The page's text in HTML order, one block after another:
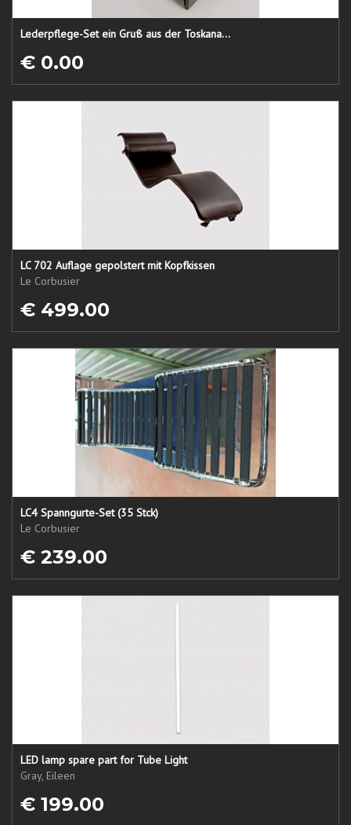
Lederpflege-Set ein Gruß aus der Toskana...
€ 0.00
LC 702 Auflage gepolstert mit Kopfkissen
Le Corbusier
€ 499.00
LC4 Spanngurte-Set (35 Stck)
Le Corbusier
€ 239.00
LED lamp spare part for Tube Light
Gray, Eileen
€ 199.00